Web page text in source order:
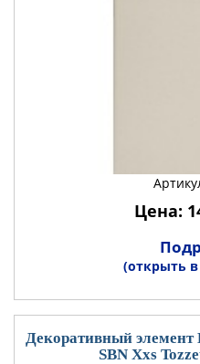
Цена:
(открыть
Декоративный
SBN Xxs